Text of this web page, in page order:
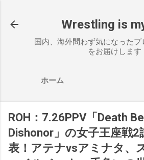
Wrestling is
国内、海外問わず気になったプ
をお届けします
ホーム
ROH：7.26PPV「Death
Dishonor」の女子王座戦2
表！アテナvsアミナタ、